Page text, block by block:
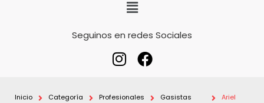
Seguinos en redes Sociales
Inicio Categoría Profesionales
Gasistas
Ariel